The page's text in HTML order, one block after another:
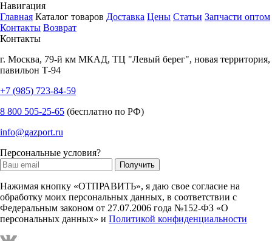
Навигация
Главная Каталог товаров Доставка Цены Статьи Запчасти оптом
Контакты Возврат
Контакты
г. Москва, 79-й км МКАД, ТЦ "Левый берег", новая территория,
павильон Т-94
+7 (985) 723-84-59
8 800 505-25-65 (бесплатно по РФ)
info@gazport.ru
Персональные условия?
Нажимая кнопку «ОТПРАВИТЬ», я даю свое согласие на
обработку моих персональных данных, в соответствии с
Федеральным законом от 27.07.2006 года №152-ФЗ «О
персональных данных» и Политикой конфиденциальности